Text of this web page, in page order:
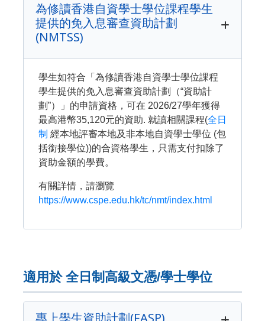
為修讀香港自資學士學位課程學生
提供的免入息審查資助計劃
(NMTSS)
學生如符合「為修讀香港自資學士學位課程
學生提供的免入息審查資助計劃（“資助計
劃”）」的申請資格，可在 2026/27學年獲得
最高港幣35,120元的資助. 就讀相關課程(全日
制 經本地評審本地及非本地自資學士學位 (包
括銜接學位))的合資格學生，只需支付扣除了
資助金額的學費。
有關詳情，請瀏覽
https://www.cspe.edu.hk/tc/nmt/index.html
適用於 全日制高級文憑/學士學位
專上學生資助計劃(FASP)